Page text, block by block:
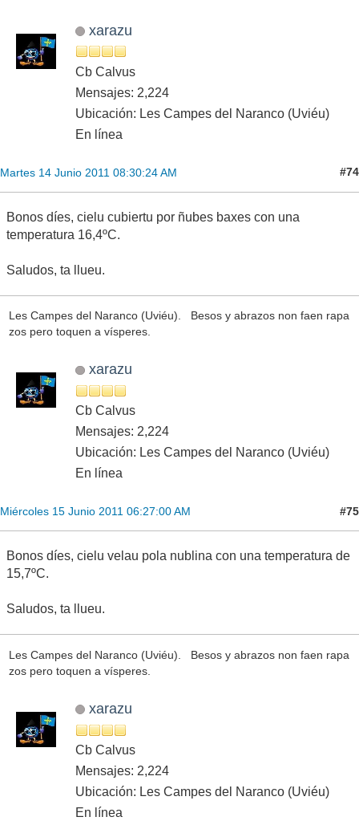
xarazu
Cb Calvus
Mensajes: 2,224
Ubicación: Les Campes del Naranco (Uviéu)
En línea
Martes 14 Junio 2011 08:30:24 AM #74
Bonos díes, cielu cubiertu por ñubes baxes con una
temperatura 16,4ºC.
Saludos, ta llueu.
Les Campes del Naranco (Uviéu). Besos y abrazos non faen rapa
zos pero toquen a vísperes.
xarazu
Cb Calvus
Mensajes: 2,224
Ubicación: Les Campes del Naranco (Uviéu)
En línea
Miércoles 15 Junio 2011 06:27:00 AM #75
Bonos díes, cielu velau pola nublina con una temperatura de
15,7ºC.
Saludos, ta llueu.
Les Campes del Naranco (Uviéu). Besos y abrazos non faen rapa
zos pero toquen a vísperes.
xarazu
Cb Calvus
Mensajes: 2,224
Ubicación: Les Campes del Naranco (Uviéu)
En línea